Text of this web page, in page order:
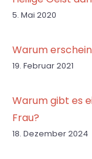
5. Mai 2020
Warum
19. Februar 2021
Warum gibt es
Frau?
18. Dezember 2024